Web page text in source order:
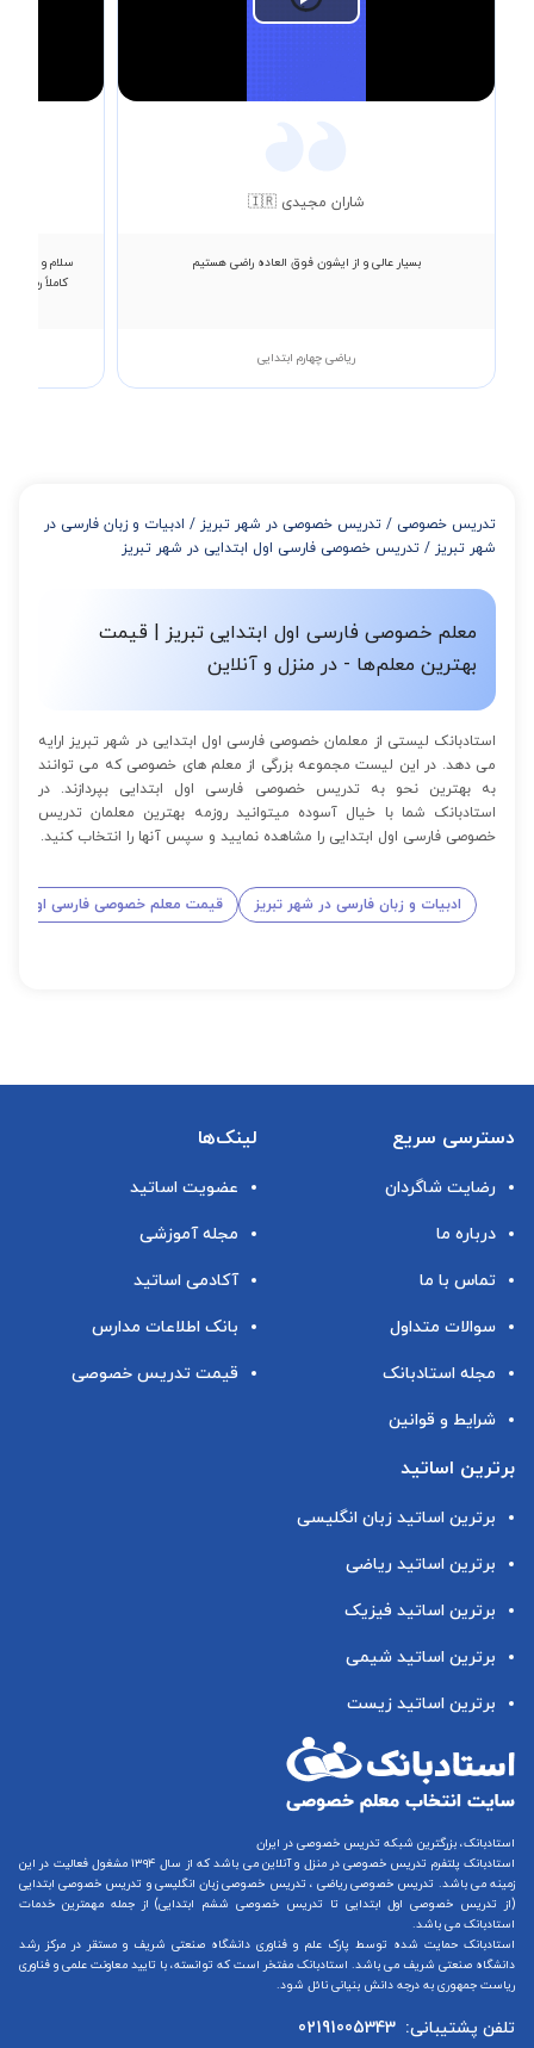
Play
شاران مجیدی 🇮🇷
بسیار عالی و از ایشون فوق العاده راضی هستیم
ریاضی چهارم ابتدایی
سلام و عرض
کاملاً رضایت
تدریس خصوصی / تدریس خصوصی در شهر تبریز / ادبیات و زبان فارسی در
شهر تبریز / تدریس خصوصی فارسی اول ابتدایی در شهر تبریز
معلم خصوصی فارسی اول ابتدایی تبریز | قیمت
بهترین معلم‌ها - در منزل و آنلاین
استادبانک لیستی از معلمان خصوصی فارسی اول ابتدایی در شهر تبریز ارایه
می دهد. در این لیست مجموعه بزرگی از معلم های خصوصی که می توانند
به بهترین نحو به تدریس خصوصی فارسی اول ابتدایی بپردازند. در
استادبانک شما با خیال آسوده میتوانید روزمه بهترین معلمان تدریس
خصوصی فارسی اول ابتدایی را مشاهده نمایید و سپس آنها را انتخاب کنید.
ادبیات و زبان فارسی در شهر تبریز قیمت معلم خصوصی فارسی اول
دسترسی سریع
رضایت شاگردان
درباره ما
تماس با ما
سوالات متداول
مجله استادبانک
شرایط و قوانین
لینک‌ها
عضویت اساتید
مجله آموزشی
آکادمی اساتید
بانک اطلاعات مدارس
قیمت تدریس خصوصی
برترین اساتید
برترین اساتید زبان انگلیسی
برترین اساتید ریاضی
برترین اساتید فیزیک
برترین اساتید شیمی
برترین اساتید زیست
استادبانک، بزرگترین شبکه تدریس خصوصی در ایران
استادبانک پلتفرم تدریس خصوصی در منزل و آنلاین
می باشد که از سال ۱۳۹۴ مشغول فعالیت در این
زمینه می باشد. تدریس خصوصی ریاضی ، تدریس خصوصی زبان انگلیسیو تدریس خصوصی ابتدایی
(از تدریس خصوصی اول ابتدایی تا تدریس خصوصی ششم ابتدایی) از جمله مهمترین خدمات
استادبانک می باشد.
استادبانک حمایت شده توسط پارک علم و فناوری دانشگاه صنعتی شریف و مستقر در مرکز رشد
دانشگاه صنعتی شریف می باشد. استادبانک مفتخر است که توانسته، با تایید معاونت علمی و فناوری
ریاست جمهوری به درجه دانش بنیانی نائل شود.
تلفن پشتیبانی: 02191005343